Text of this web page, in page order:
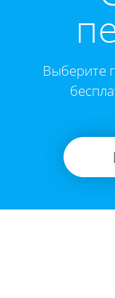
Выберите